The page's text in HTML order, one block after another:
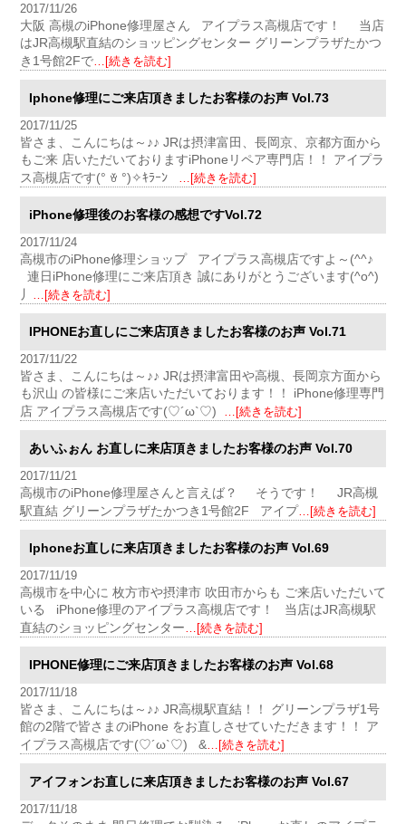
2017/11/26
大阪 高槻のiPhone修理屋さん アイプラス高槻店です！ 当店
はJR高槻駅直結のショッピングセンター グリーンプラザたかつ
き1号館2Fで…[続きを読む]
Iphone修理にご来店頂きましたお客様のお声 Vol.73
2017/11/25
皆さま、こんにちは～♪♪ JRは摂津富田、長岡京、京都方面から
もご来 店いただいておりますiPhoneリペア専門店！！ アイプラ
ス高槻店です(° ꈊ °)✧ｷﾗｰﾝ
…[続きを読む]
iPhone修理後のお客様の感想ですVol.72
2017/11/24
高槻市のiPhone修理ショップ アイプラス高槻店ですよ～(^^♪
連日iPhone修理にご来店頂き 誠にありがとうございます(^o^)
丿 …[続きを読む]
IPHONEお直しにご来店頂きましたお客様のお声 Vol.71
2017/11/22
皆さま、こんにちは～♪♪ JRは摂津富田や高槻、長岡京方面から
も沢山 の皆様にご来店いただいております！！ iPhone修理専門
店 アイプラス高槻店です(♡´ω`♡)
…[続きを読む]
あいふぉん お直しに来店頂きましたお客様のお声 Vol.70
2017/11/21
高槻市のiPhone修理屋さんと言えば？ そうです！ JR高槻
駅直結 グリーンプラザたかつき1号館2F アイプ…[続きを読む]
Iphoneお直しに来店頂きましたお客様のお声 Vol.69
2017/11/19
高槻市を中心に 枚方市や摂津市 吹田市からも ご来店いただいて
いる iPhone修理のアイプラス高槻店です！ 当店はJR高槻駅
直結のショッピングセンター…[続きを読む]
IPHONE修理にご来店頂きましたお客様のお声 Vol.68
2017/11/18
皆さま、こんにちは～♪♪ JR高槻駅直結！！ グリーンプラザ1号
館の2階で皆さまのiPhone をお直しさせていただきます！！ ア
イプラス高槻店です(♡´ω`♡) &…[続きを読む]
アイフォンお直しに来店頂きましたお客様のお声 Vol.67
2017/11/18